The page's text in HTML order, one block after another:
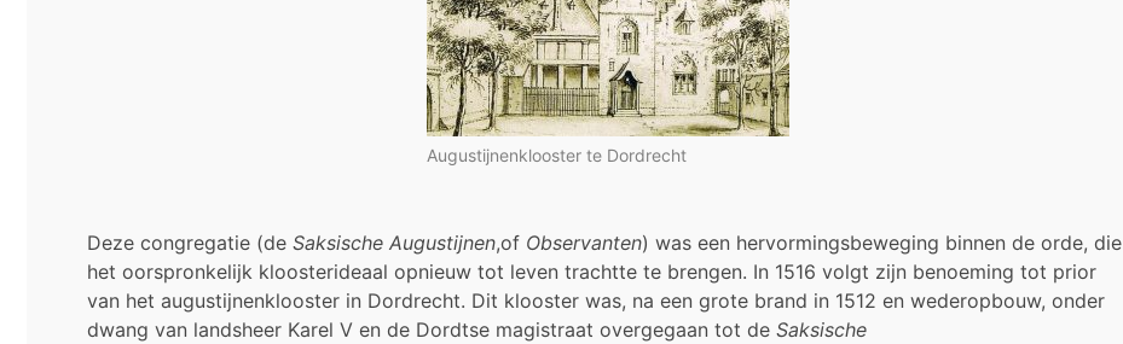
Augustijnenklooster te Dordrecht
Deze congregatie (de Saksische Augustijnen,of Observanten) was een hervormingsbeweging binnen de orde, die
het oorspronkelijk kloosterideaal opnieuw tot leven trachtte te brengen. In 1516 volgt zijn benoeming tot prior
van het augustijnenklooster in Dordrecht. Dit klooster was, na een grote brand in 1512 en wederopbouw, onder
dwang van landsheer Karel V en de Dordtse magistraat overgegaan tot de Saksische